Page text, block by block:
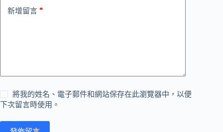
新增留言 *
將我的姓名、電子郵件和網站保存在此瀏覽器中，以便
下次留言時使用。